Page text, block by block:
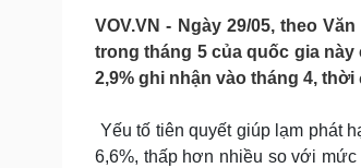
Pháp luật
Vụ án
Tin nóng
Quân
Vũ khí
Việt
VOV.VN - Ngày 29/05, theo
trong tháng 5 của quốc gia
2,9% ghi nhận vào tháng 4,
Yếu tố tiên quyết giúp lạm phát
6,6%, thấp hơn nhiều so với